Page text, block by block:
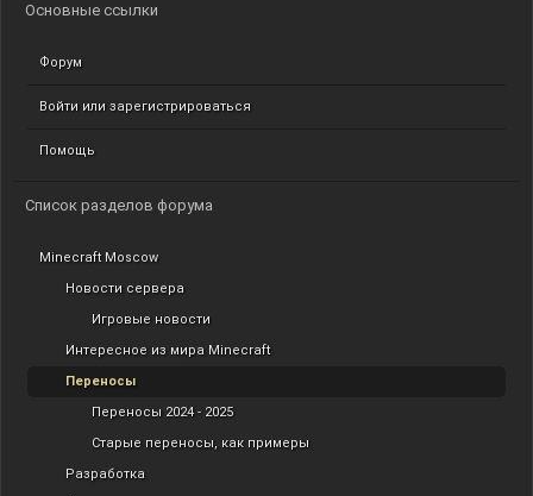
Основные ссылки
Форум
Войти или зарегистрироваться
Помощь
Список разделов форума
Minecraft Moscow
Новости сервера
Игровые новости
Интересное из мира Minecraft
Переносы
Переносы 2024 - 2025
Старые переносы, как примеры
Разработка